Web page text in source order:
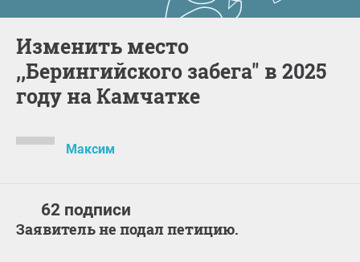
Изменить место
,,Берингийского забега" в 2025
году на Камчатке
Максим
62 подписи
Заявитель не подал петицию.